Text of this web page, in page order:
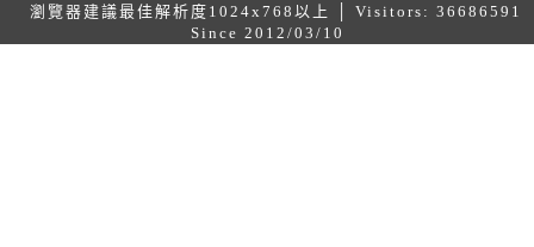
瀏覽器建議最佳解析度1024x768以上 │ Visitors: 36686591
Since 2012/03/10